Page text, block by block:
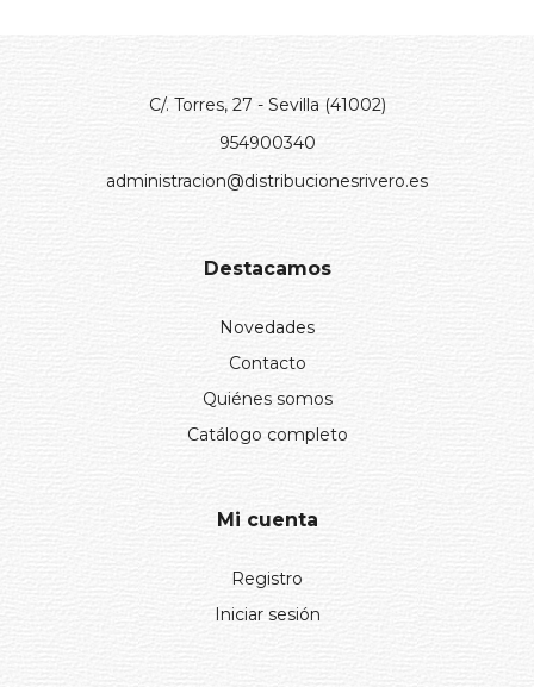
C/. Torres, 27 - Sevilla (41002)
954900340
administracion@distribucionesrivero.es
Destacamos
Novedades
Contacto
Quiénes somos
Catálogo completo
Mi cuenta
Registro
Iniciar sesión